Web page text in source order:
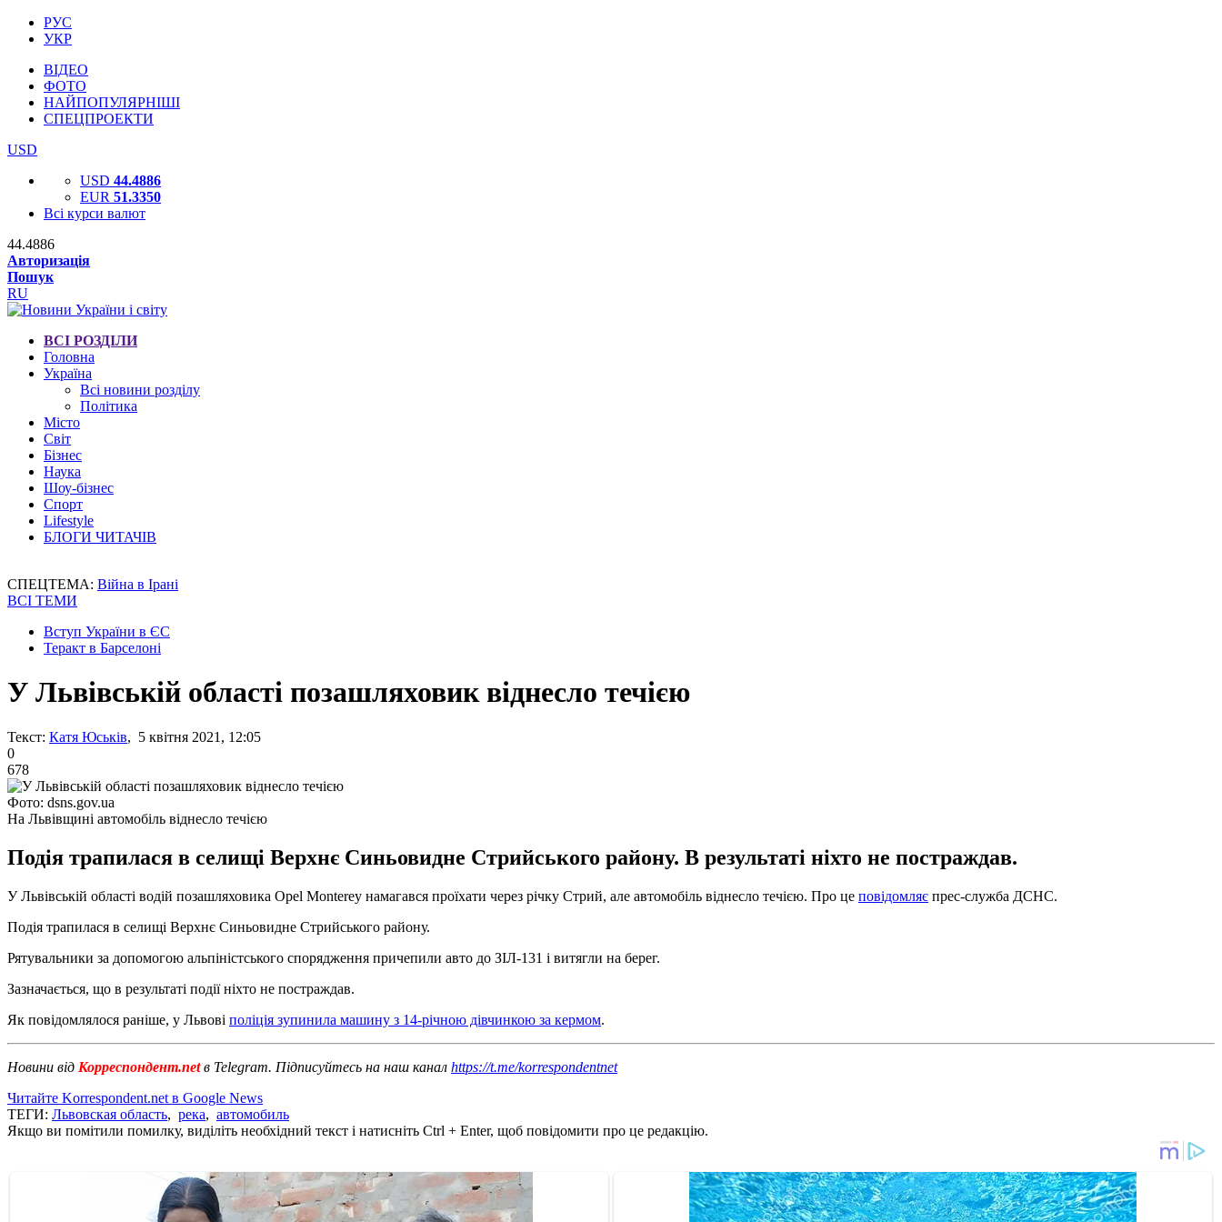
РУС
УКР
ВІДЕО
ФОТО
НАЙПОПУЛЯРНІШІ
СПЕЦПРОЕКТИ
USD
USD 44.4886
EUR 51.3350
Всі курси валют
44.4886
Авторизація
Пошук
RU
ВСІ РОЗДІЛИ
Головна
Україна
Всі новини розділу
Політика
Місто
Світ
Бізнес
Наука
Шоу-бізнес
Спорт
Lifestyle
БЛОГИ ЧИТАЧІВ
СПЕЦТЕМА: Війна в Ірані
ВСІ ТЕМИ
Вступ України в ЄС
Теракт в Барселоні
У Львівській області позашляховик віднесло течією
Текст: Катя Юськів, 5 квітня 2021, 12:05
0
678
Фото: dsns.gov.ua
На Львівщині автомобіль віднесло течією
Подія трапилася в селищі Верхнє Синьовидне Стрийського району. В результаті ніхто не постраждав.
У Львівській області водій позашляховика Opel Monterey намагався проїхати через річку Стрий, але автомобіль віднесло течією. Про це повідомляє прес-служба ДСНС.
Подія трапилася в селищі Верхнє Синьовидне Стрийського району.
Рятувальники за допомогою альпіністського спорядження причепили авто до ЗІЛ-131 і витягли на берег.
Зазначається, що в результаті події ніхто не постраждав.
Як повідомлялося раніше, у Львові поліція зупинила машину з 14-річною дівчинкою за кермом.
Новини від Корреспондент.netв Telegram. Підписуйтесь на наш канал https://t.me/korrespondentnet
Читайте Korrespondent.net в Google News
ТЕГИ: Львовская область, река, автомобиль
Якщо ви помітили помилку, виділіть необхідний текст і натисніть Ctrl + Enter, щоб повідомити про це редакцію.